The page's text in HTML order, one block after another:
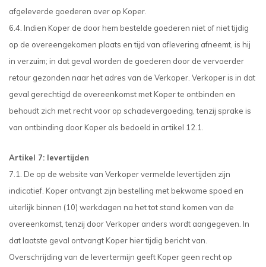
afgeleverde goederen over op Koper.
6.4. Indien Koper de door hem bestelde goederen niet of niet tijdig
op de overeengekomen plaats en tijd van aflevering afneemt, is hij
in verzuim; in dat geval worden de goederen door de vervoerder
retour gezonden naar het adres van de Verkoper. Verkoper is in dat
geval gerechtigd de overeenkomst met Koper te ontbinden en
behoudt zich met recht voor op schadevergoeding, tenzij sprake is
van ontbinding door Koper als bedoeld in artikel 12.1.
Artikel 7: levertijden
7.1. De op de website van Verkoper vermelde levertijden zijn
indicatief. Koper ontvangt zijn bestelling met bekwame spoed en
uiterlijk binnen (10) werkdagen na het tot stand komen van de
overeenkomst, tenzij door Verkoper anders wordt aangegeven. In
dat laatste geval ontvangt Koper hier tijdig bericht van.
Overschrijding van de levertermijn geeft Koper geen recht op